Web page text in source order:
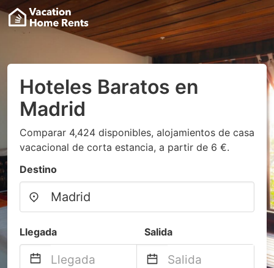
Hoteles Baratos en
Madrid
Comparar 4,424 disponibles, alojamientos de casa
vacacional de corta estancia, a partir de 6 €.
Destino
Llegada Salida